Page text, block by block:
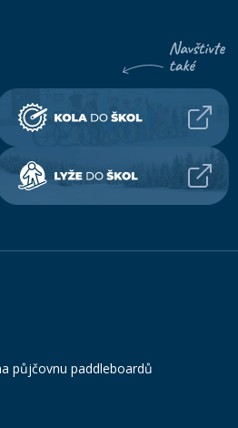
půjčovnu paddleboardů